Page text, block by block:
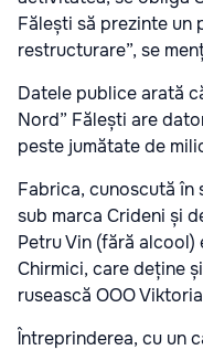
Fălești să prezinte un
restructurare”, se
Datele publice arată
Nord” Fălești are
peste jumătate de
Fabrica, cunoscută
sub marca Crideni și
Petru Vin (fără
Chirmici, care deține
rusească OOO
Întreprinderea, cu un